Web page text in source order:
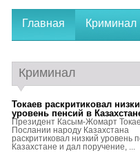
Главная Криминал
Криминал
Токаев раскритиковал
уровень пенсий в
Президент Касым-Жомарт
Послании народу Казахстана
раскритиковал низкий уровень
Казахстане и дал поручение, ...